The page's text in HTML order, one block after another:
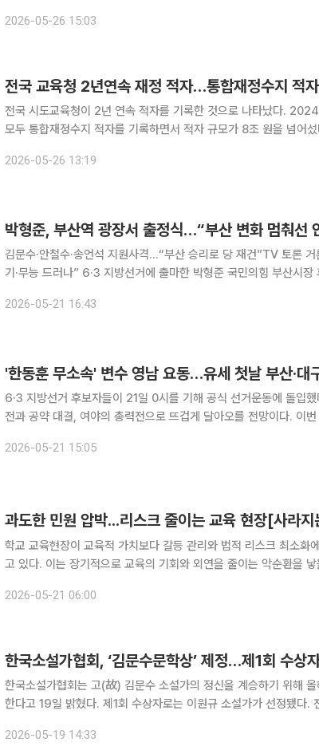
보도를 통해 뒤늦게 파악하는, 오세훈 시정의 무책임과 안전 불감증
2026-05-26 15:03
전국 교육청 2년연속 재정 적자…통합재정수지 적
전국 시도교육청이 2년 연속 적자를 기록한 것으로 나타났다.
모두 통합재정수지 적자를 기록하면서 적자 규모가 8조 원을 넘어
주당 의원이 교육부 전자누리집 지방교육재정알리미와 한국교육학술
2026-05-26 13:19
박형준, 부산역 광장서 출정식…“부산 변화 멈춰선
김문수·안철수·송언석 지원사격…“부산 승리로 당 재건”TV 토론
기·무능 드러나” 6·3 지방선거에 출마한 박형준 국민의힘 부산시장 후보가 21일 부산역 광장에서
식을 열고 “부산의 변화를 멈춰서는 안 된다”며 “세계도시 부산
2026-05-21 16:43
6·3 지방선거 후보자들이 21일 0시를 기해 공식 선거운동에 돌입
전과 공약 대결, 여야의 총력전으로 뜨겁게 달아오를 전망이다. 이번
부 출범 이후 처음 치러지는 전국 단위 선거라는 점에서 단순한 지
2026-05-21 15:05
과도한 민원 압박...리스크 줄이는 교육 현장[사라
학교 교육현장이 교육적 가치보다 갈등 관리와 법적 리스크 최소화
고 있다. 이는 장기적으로 교육의 기회와 외연을 줄이는 악순환을
안아야 하는 구조에서 비롯된 만큼 정부 차원의 제도 보완과 정책 마련
2026-05-21 06:00
한국소설가협회, ‘김문수문학상’ 제정…제1회 수상
한국소설가협회는 고(故) 김문수 소설가의 정신을 계승하기 위해 올
한다고 19일 밝혔다. 제1회 수상자로는 이원규 소설가가 선정됐다. 전날 인천 하버파크호텔 세미나
2026-05-19 14:33